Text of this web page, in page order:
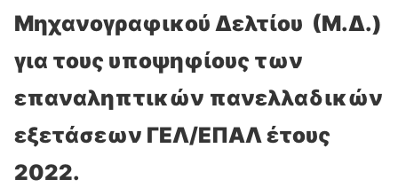
Μηχανογραφικού Δελτίου (Μ.Δ.)
για τους υποψηφίους των
επαναληπτικών πανελλαδικών
εξετάσεων ΓΕΛ/ΕΠΑΛ έτους
2022.